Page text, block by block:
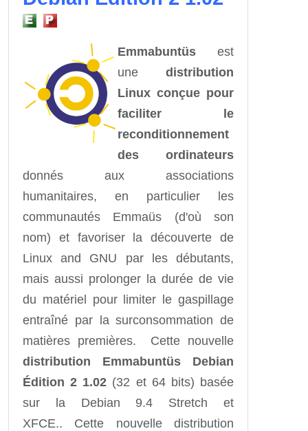
Emmabuntüs est
une distribution
Linux conçue pour
faciliter le
reconditionnement
des ordinateurs
donnés aux associations
humanitaires, en particulier les
communautés Emmaüs (d'où son
nom) et favoriser la découverte de
Linux and GNU par les débutants,
mais aussi prolonger la durée de vie
du matériel pour limiter le gaspillage
entraîné par la surconsommation de
matières premières. Cette nouvelle
distribution Emmabuntüs Debian
Édition 2 1.02 (32 et 64 bits) basée
sur la Debian 9.4 Stretch et
XFCE.. Cette nouvelle distribution